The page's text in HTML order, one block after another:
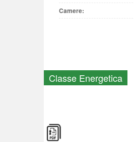
Camere:
Classe Energetica